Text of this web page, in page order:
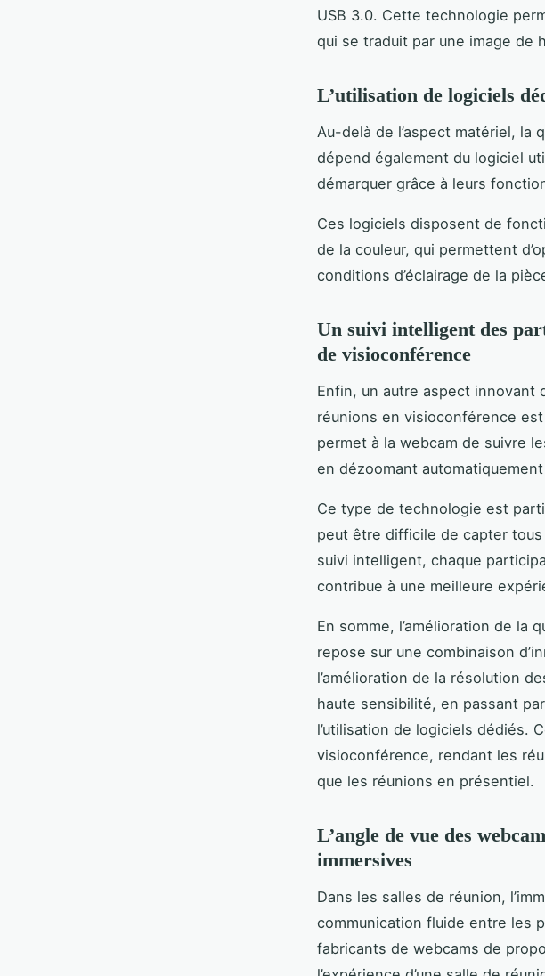
USB 3.0. Cette technologie
qui se traduit par une image de
L’utilisation de logiciels
Au-delà de l’aspect matériel, la
dépend également du logiciel
démarquer grâce à leurs
Ces logiciels disposent de
de la couleur, qui permettent
conditions d’éclairage de la
Un suivi intelligent des
de visioconférence
Enfin, un autre aspect innovant
réunions en visioconférence
permet à la webcam de suivre
en dézoomant
Ce type de technologie est
peut être difficile de capter
suivi intelligent, chaque
contribue à une meilleure
En somme, l’amélioration de la
repose sur une combinaison
l’amélioration de la résolution
haute sensibilité, en passant
l’utilisation de logiciels dédiés.
visioconférence, rendant les
que les réunions en présentiel.
L’angle de vue des
immersives
Dans les salles de réunion,
communication fluide entre les
fabricants de webcams de